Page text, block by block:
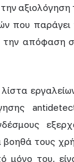
που παράγει
απόφαση
τους
μόνο του,